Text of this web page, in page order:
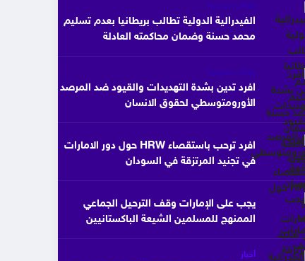
بيانات صحفية
الفيدرالية الدولية تطالب بريطانيا بعدم تسليم
محمد حسنة وضمان محاكمته العادلة
بيانات صحفية
افرد تدين بشدة التهديدات والقيود ضد المرصد
الأورومتوسطي لحقوق الانسان
افرد ترحب باستقصاء HRW حول دور الامارات
في تجنيد المرتزقة في السودان
يجب على الإمارات وقف الترحيل الجماعي
الممنهج للمسلمين الشيعة الباكستانيين
أخبار